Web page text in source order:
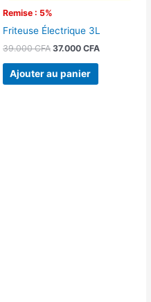
Remise : 5%
Friteuse Électrique 3L
39.000CFA 37.000 CFA
Ajouter au panier